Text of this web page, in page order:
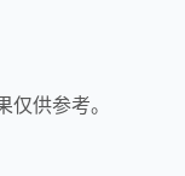
供参考。